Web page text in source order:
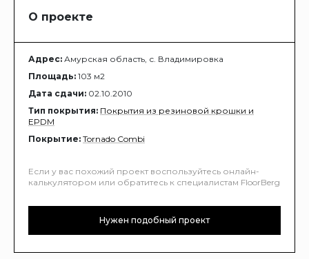
О проекте
Адрес: Амурская область, с. Владимировка
Площадь: 103 м2
Дата сдачи: 02.10.2010
Тип покрытия: Покрытия из резиновой крошки и
EPDM
Покрытие: Tornado Combi
Если у вас похожий проект воспользуйтесь онлайн-
калькулятором или обратитесь к специалистам FloorBerg
Нужен подобный проект